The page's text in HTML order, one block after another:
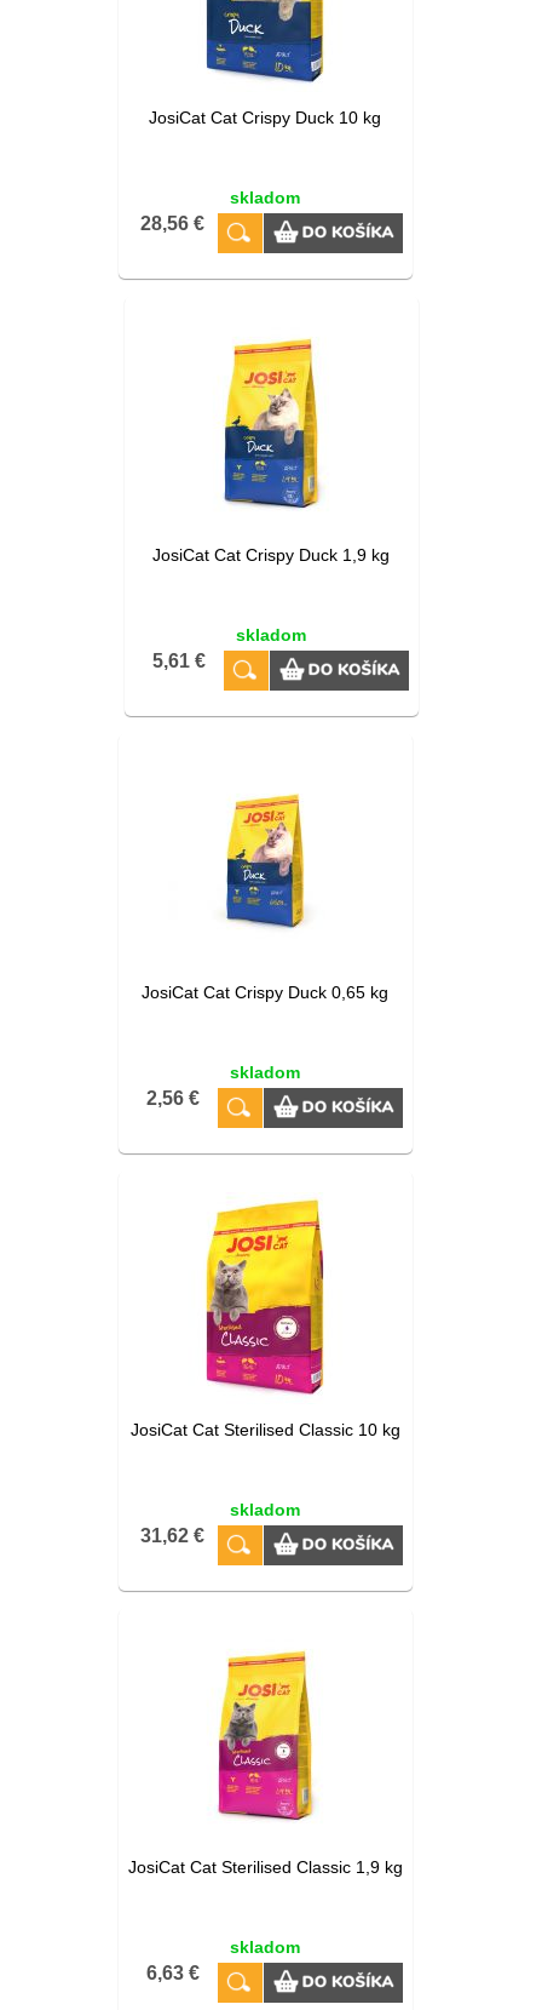
JosiCat Cat Crispy Duck 10 kg
skladom
28,56 €
JosiCat Cat Crispy Duck 1,9 kg
skladom
5,61 €
JosiCat Cat Crispy Duck 0,65 kg
skladom
2,56 €
JosiCat Cat Sterilised Classic 10 kg
skladom
31,62 €
JosiCat Cat Sterilised Classic 1,9 kg
skladom
6,63 €